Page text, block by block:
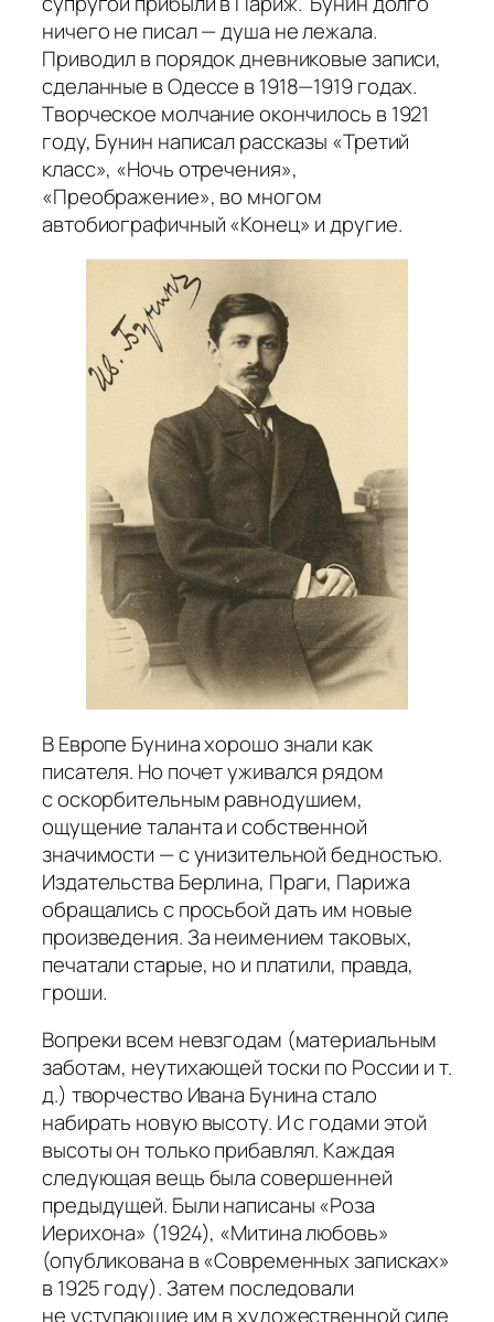
ничего не писал — душа не лежала.
Приводил в порядок дневниковые записи,
сделанные в Одессе в 1918—1919 годах.
Творческое молчание окончилось в 1921
году, Бунин написал рассказы «Третий
класс», «Ночь отречения»,
«Преображение», во многом
автобиографичный «Конец» и другие.
В Европе Бунина хорошо знали как
писателя. Но почет уживался рядом
с оскорбительным равнодушием,
ощущение таланта и собственной
значимости — с унизительной бедностью.
Издательства Берлина, Праги, Парижа
обращались с просьбой дать им новые
произведения. За неимением таковых,
печатали старые, но и платили, правда,
гроши.
Вопреки всем невзгодам (материальным
заботам, неутихающей тоски по России и т.
д.) творчество Ивана Бунина стало
набирать новую высоту. И с годами этой
высоты он только прибавлял. Каждая
следующая вещь была совершенней
предыдущей. Были написаны «Роза
Иерихона» (1924), «Митина любовь»
(опубликована в «Современных записках»
в 1925 году). Затем последовали
не уступающие им в художественной силе